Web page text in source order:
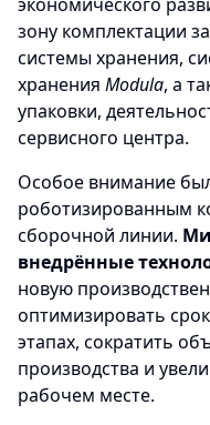
зону комплектации
системы хранения,
хранения Modula, а
упаковки,
сервисного центра.
Особое внимание
роботизированным
сборочной линии.
внедрённые
новую
оптимизировать
этапах, сократить
производства и
рабочем месте.